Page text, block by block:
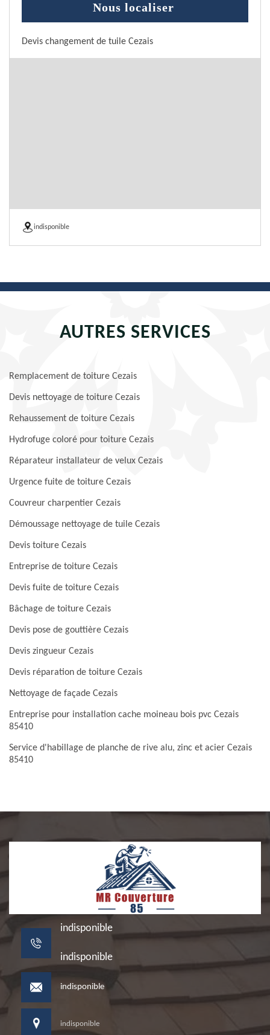
Nous localiser
Devis changement de tuile Cezais
indisponible
AUTRES SERVICES
Remplacement de toiture Cezais
Devis nettoyage de toiture Cezais
Rehaussement de toiture Cezais
Hydrofuge coloré pour toiture Cezais
Réparateur installateur de velux Cezais
Urgence fuite de toiture Cezais
Couvreur charpentier Cezais
Démoussage nettoyage de tuile Cezais
Devis toiture Cezais
Entreprise de toiture Cezais
Devis fuite de toiture Cezais
Bâchage de toiture Cezais
Devis pose de gouttière Cezais
Devis zingueur Cezais
Devis réparation de toiture Cezais
Nettoyage de façade Cezais
Entreprise pour installation cache moineau bois pvc Cezais
85410
Service d'habillage de planche de rive alu, zinc et acier Cezais
85410
indisponible
indisponible
indisponible
indisponible